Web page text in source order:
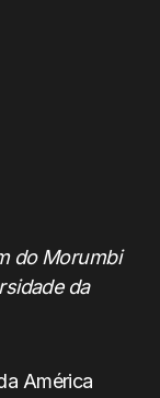
do Morumbi
da
América